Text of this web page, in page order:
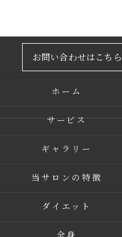
お問い合わせはこちら
ホーム
サービス
ギャラリー
当サロンの特徴
ダイエット